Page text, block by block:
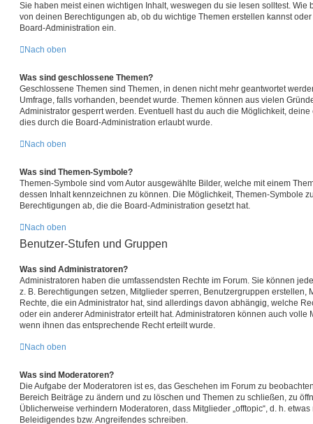
Sie haben meist einen wichtigen Inhalt, weswegen du sie lesen solltest. Wie
von deinen Berechtigungen ab, ob du wichtige Themen erstellen kannst
Board-Administration ein.
Nach oben
Was sind geschlossene Themen?
Geschlossene Themen sind Themen, in denen nicht mehr geantwortet
Umfrage, falls vorhanden, beendet wurde. Themen können aus vielen
Administrator gesperrt werden. Eventuell hast du auch die Möglichkeit,
dies durch die Board-Administration erlaubt wurde.
Nach oben
Was sind Themen-Symbole?
Themen-Symbole sind vom Autor ausgewählte Bilder, welche mit einem
dessen Inhalt kennzeichnen zu können. Die Möglichkeit, Themen-Symbole
Berechtigungen ab, die die Board-Administration gesetzt hat.
Nach oben
Benutzer-Stufen und Gruppen
Was sind Administratoren?
Administratoren haben die umfassendsten Rechte im Forum. Sie können
z. B. Berechtigungen setzen, Mitglieder sperren, Benutzergruppen erstellen,
Rechte, die ein Administrator hat, sind allerdings davon abhängig, welche
oder ein anderer Administrator erteilt hat. Administratoren können auch
wenn ihnen das entsprechende Recht erteilt wurde.
Nach oben
Was sind Moderatoren?
Die Aufgabe der Moderatoren ist es, das Geschehen im Forum zu
Bereich Beiträge zu ändern und zu löschen und Themen zu schließen, zu
Üblicherweise verhindern Moderatoren, dass Mitglieder „offtopic“, d. h.
Beleidigendes bzw. Angreifendes schreiben.